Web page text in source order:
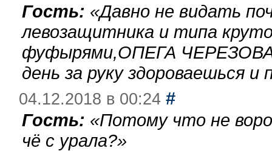
Гость: «Давно не видать
левозащитника и типа
фуфырями,ОПЕГА
день за руку здороваешься
04.12.2018 в 00:24 #
Гость: «Потому что не
чё с урала?»